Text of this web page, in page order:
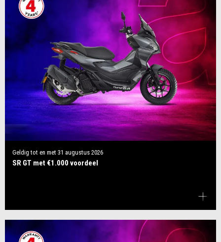
Geldig tot en met 31 augustus 2026
SR GT met €1.000 voordeel